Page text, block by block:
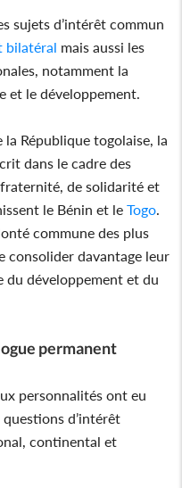
sujets d’intérêt commun
bilatéral mais aussi les
notamment la
et le développement.
République togolaise, la
dans le cadre des
de solidarité et
le Bénin et leTogo.
commune des plus
consolider davantage leur
du développement et du
permanent
personnalités ont eu
d’intérêt
continental et